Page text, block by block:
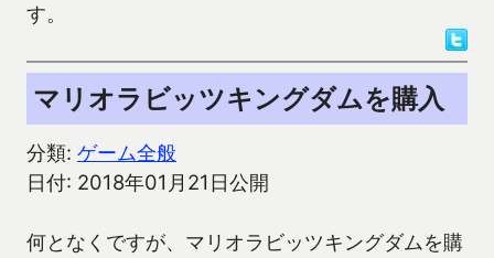
す。
マリオラビッツキングダムを購入
分類: ゲーム全般
日付: 2018年01月21日公開
何となくですが、マリオラビッツキングダムを購